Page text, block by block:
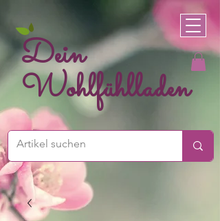
Dein
Wohlfühlladen